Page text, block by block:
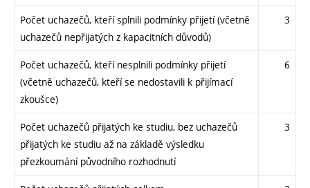
Počet uchazečů, kteří splnili podmínky přijetí (včetně
uchazečů nepřijatých z kapacitních důvodů)
3
Počet uchazečů, kteří nesplnili podmínky přijetí
(včetně uchazečů, kteří se nedostavili k přijímací
zkoušce)
6
Počet uchazečů přijatých ke studiu, bez uchazečů
přijatých ke studiu až na základě výsledku
přezkoumání původního rozhodnutí
3